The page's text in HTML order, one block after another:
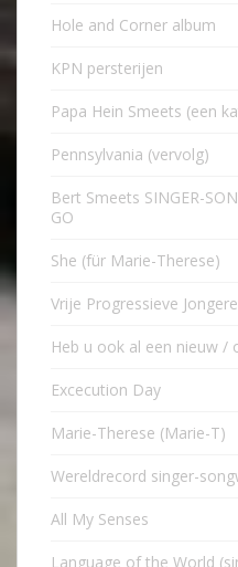
Hole and Corner album
KPN persterijen
Papa Hein Smeets (een
Pennsylvania (vervolg)
Bert Smeets SINGER-
GO
She (für Marie-Therese)
Vrije Progressieve
Heb u ook al een nieuw /
Excecution Day
Marie-Therese (Marie-T)
Wereldrecord singer-
All My Senses
Language of the World